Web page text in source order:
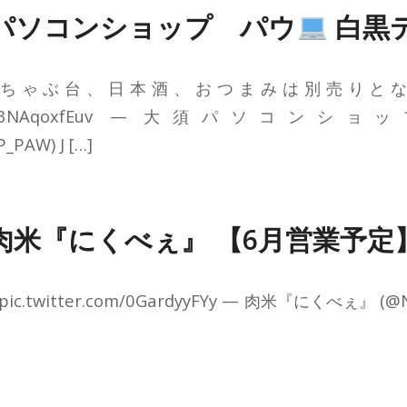
ソコンショップ パウ 白黒
ゃぶ台、日本酒、おつまみは別売りと
3NAqoxfEuv — 大須パソコンシ
J […]
米『にくべぇ』 【6月営業予定
0GardyyFYy — 肉米『にくべぇ』